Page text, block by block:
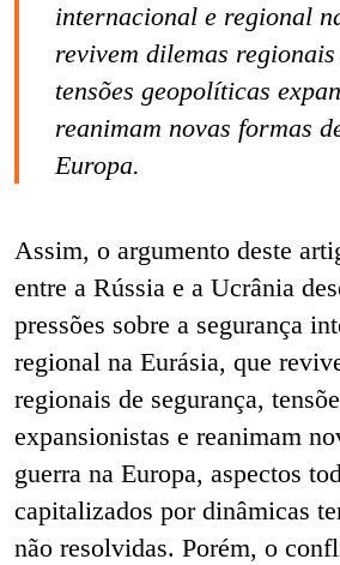
internacional e regional
revivem dilemas
tensões geopolíticas
reanimam novas formas
Europa.
Assim, o argumento deste
entre a Rússia e a Ucrânia
pressões sobre a segurança
regional na Eurásia, que
regionais de segurança,
expansionistas e reanimam
guerra na Europa, aspectos
capitalizados por dinâmicas
não resolvidas. Porém, o